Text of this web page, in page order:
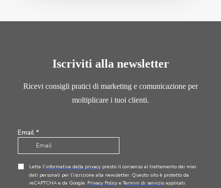
Iscriviti alla newsletter
Ricevi consigli pratici di marketing e comunicazione per
moltiplicare i tuoi clienti.